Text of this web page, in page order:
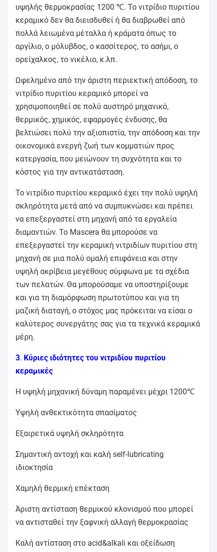
υψηλής θερμοκρασίας 1200 ℃. Το νιτρίδιο πυριτίου
κεραμικό δεν θα διεισδυθεί ή θα διαβρωθεί από
πολλά λειωμένα μέταλλα ή κράματα όπως το
αργίλιο, ο μόλυβδος, ο κασσίτερος, το ασήμι, ο
ορείχαλκος, το νικέλιο, κ.λπ.
Ωφελημένο από την άριστη περιεκτική απόδοση, το
νιτρίδιο πυριτίου κεραμικό μπορεί να
χρησιμοποιηθεί σε πολύ αυστηρό μηχανικό,
θερμικός, χημικός, εφαρμογές ένδυσης, θα
βελτιώσει πολύ την αξιοπιστία, την απόδοση και την
οικονομικά ενεργή ζωή των κομματιών προς
κατεργασία, που μειώνουν τη συχνότητα και το
κόστος για την αντικατάσταση.
Το νιτρίδιο πυριτίου κεραμικό έχει την πολύ υψηλή
σκληρότητα μετά από να συμπυκνώσει και πρέπει
να επεξεργαστεί στη μηχανή από τα εργαλεία
διαμαντιών. Το Mascera θα μπορούσε να
επεξεργαστεί την κεραμική νιτριδίων πυριτίου στη
μηχανή σε μια πολύ ομαλή επιφάνεια και στην
υψηλή ακρίβεια μεγέθους σύμφωνα με τα σχέδια
των πελατών. Θα μπορούσαμε να υποστηρίξουμε
και για τη διαμόρφωση πρωτοτύπου και για τη
μαζική διαταγή, ο στόχος μας πρόκειται να είσαι ο
καλύτερος συνεργάτης σας για τα τεχνικά κεραμικά
μέρη.
3. Κύριες ιδιότητες του νιτριδίου πυριτίου
κεραμικές
Η υψηλή μηχανική δύναμη παραμένει μέχρι 1200℃
Υψηλή ανθεκτικότητα σπασίματος
Εξαιρετικά υψηλή σκληρότητα
Σημαντική αντοχή και καλή self-lubricating
ιδιοκτησία
Χαμηλή θερμική επέκταση
Άριστη αντίσταση θερμικού κλονισμού που μπορεί
να αντισταθεί την ξαφνική αλλαγή θερμοκρασίας
Καλή αντίσταση στο acid&alkali και οξείδωση